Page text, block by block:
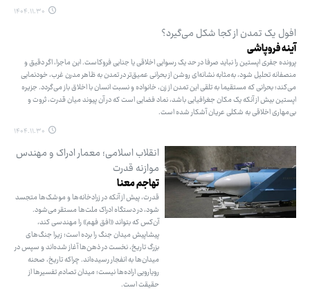
۱۴۰۴.۱۱.۳۰
افول یک تمدن از کجا شکل می‌گیرد؟
آینه فروپاشی
پرونده جفری اپستین را نباید صرفا در حد یک رسوایی اخلاقی یا جنایی فروکاست. این ماجرا، اگر دقیق و
منصفانه تحلیل شود، به‌مثابه نشانه‌ای روشن از بحرانی عمیق‌تر در تمدن به ظاهر مدرن غرب، خودنمایی
می‌کند؛ بحرانی که مستقیما به تلقی این تمدن از زن، خانواده و نسبت انسان با اخلاق باز می‌گردد. جزیره
اپستین بیش از آنکه یک مکان جغرافیایی باشد، نماد فضایی است که در آن پیوند میان قدرت، ثروت و
بی‌مهاری اخلاقی به شکلی عریان آشکار شده است.
۱۴۰۴.۱۱.۳۰
انقلاب اسلامی؛ معمار ادراک و مهندس
موازنه قدرت
تهاجم معنا
قدرت، پیش از آنکه در زرادخانه‌ها و موشک‌ها متجسد
شود، در دستگاه ادراک ملت‌ها مستقر می‌شود.
آن‌کس که بتواند «افق فهم» را مهندسی کند،
پیشاپیش میدان جنگ را برده است؛ زیرا جنگ‌های
بزرگ تاریخ، نخست در ذهن‌ها آغاز شده‌اند و سپس در
میدان‌ها به انفجار رسیده‌اند. چراکه تاریخ، صحنه
رویارویی اراده‌ها نیست؛ میدان تصادم تفسیرها از
حقیقت است.